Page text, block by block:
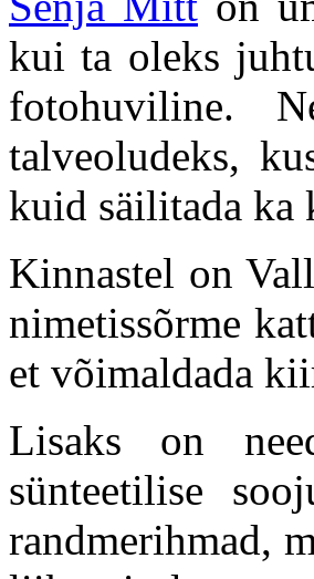
kui ta oleks
fotohuviline.
talveoludeks,
kuid säilitada ka
Kinnastel on
nimetissõrme
et võimaldada
Lisaks on
sünteetilise
randmerihmad,